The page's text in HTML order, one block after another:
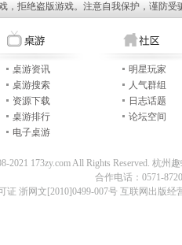
，拒绝盗版游戏。注意自我保护，谨防
桌游资讯
桌游搜索
资源下载
桌游排行
电子桌游
明星玩家
人气群组
日志话题
论坛空间
2021 173zy.com All Rights Reserved. 杭
合作电话：0571-
证 浙网文[2010]0499-007号 互联网出版